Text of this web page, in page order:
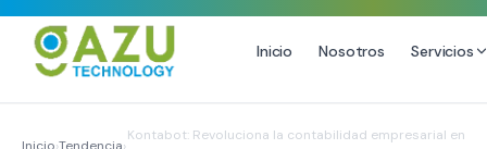
Inicio Nosotros Servicios
Inicio›Tendencia›
Kontabot: Revoluciona la contabilidad empresarial en